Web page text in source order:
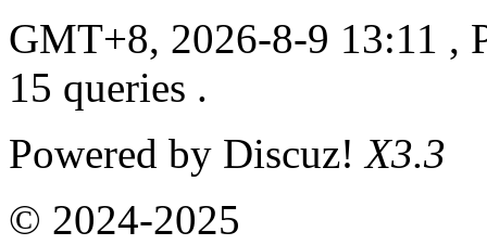
GMT+8, 2026-8-9 13:11 ,
15 queries .
Powered by Discuz!X3.3
© 2024-2025